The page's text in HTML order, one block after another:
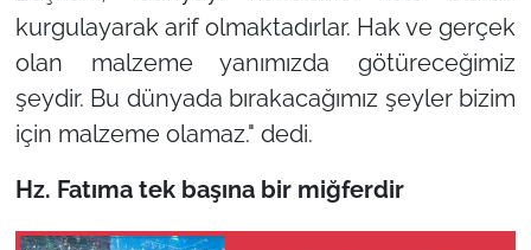
kurgulayarak arif olmaktadırlar. Hak ve gerçek
olan malzeme yanımızda götüreceğimiz
şeydir. Bu dünyada bırakacağımız şeyler bizim
için malzeme olamaz." dedi.
Hz. Fatıma tek başına bir miğferdir